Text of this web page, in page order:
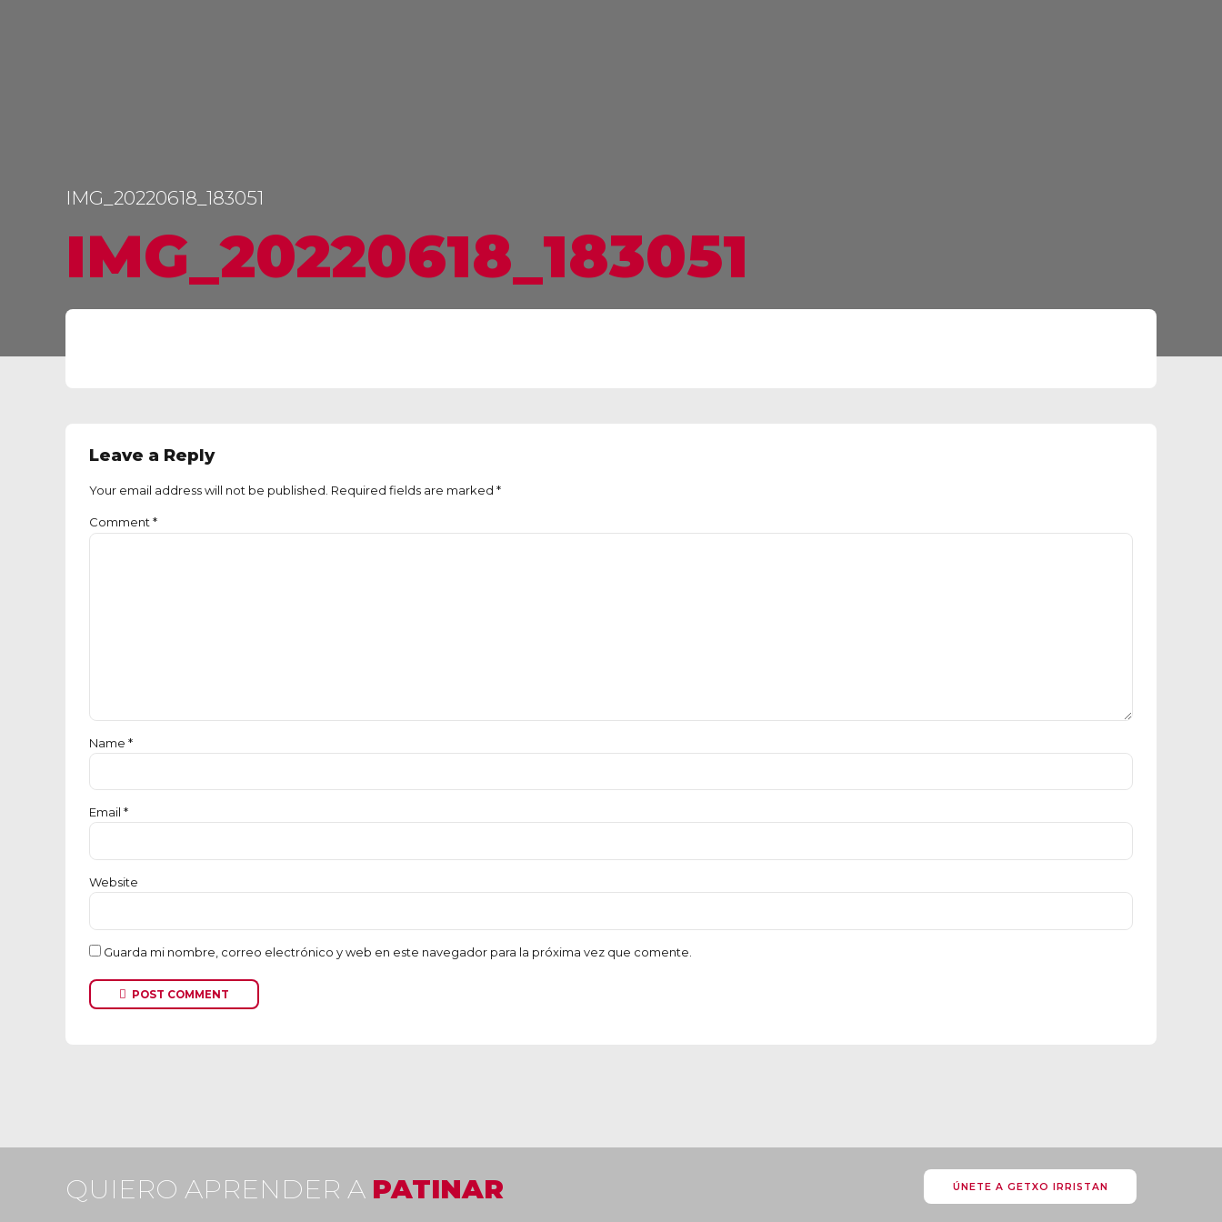
IMG_20220618_183051
IMG_20220618_183051
Leave a Reply
Your email address will not be published. Required fields are marked *
Comment *
Name *
Email *
Website
Guarda mi nombre, correo electrónico y web en este navegador para la próxima vez que comente.
POST COMMENT
QUIERO APRENDER A PATINAR ÚNETE A GETXO IRRISTAN